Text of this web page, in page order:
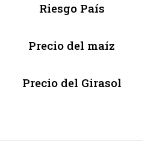
Riesgo País
Precio del maíz
Precio del Girasol